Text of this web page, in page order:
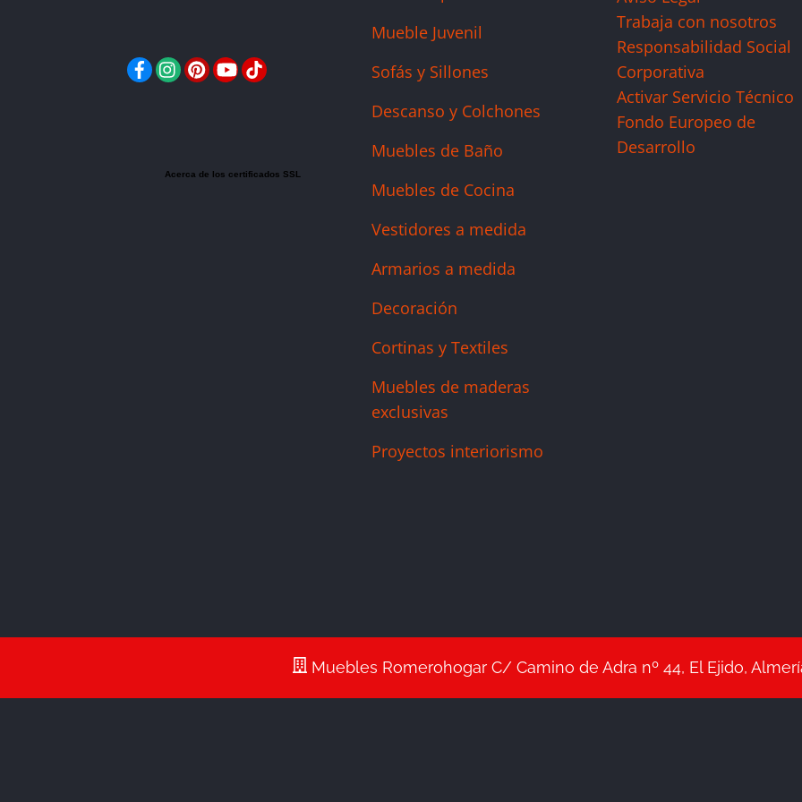
Facebook
Instagram
PinterestYouTube
TikTok
Acerca de los certificados SSL
Mueble Juvenil
Sofás y Sillones
Descanso y Colchones
Muebles de Baño
Muebles de Cocina
Vestidores a medida
Armarios a medida
Decoración
Cortinas y Textiles
Muebles de maderas
exclusivas
Proyectos interiorismo
Trabaja con nosotros
Responsabilidad Social
Corporativa
Activar Servicio Técnico
Fondo Europeo de
Desarrollo
Muebles Romerohogar C/ Camino de Adra nº 44, El Ejido,